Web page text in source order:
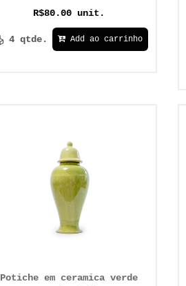
R$80.00 unit.
4 qtde. Add ao carrinho
Potiche em ceramica verde